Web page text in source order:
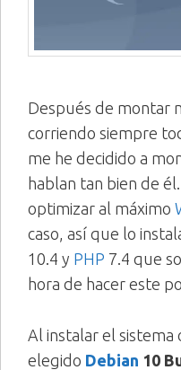
Después de montar
corriendo siempre
me he decidido a
hablan tan bien de
optimizar al máximo
caso, así que lo
10.4 y PHP 7.4 que
hora de hacer este
Al instalar el sistema
elegido Debian 10